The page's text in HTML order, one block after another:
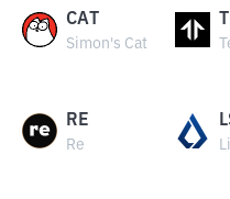
CAT
Simon's Cat
RE
Re